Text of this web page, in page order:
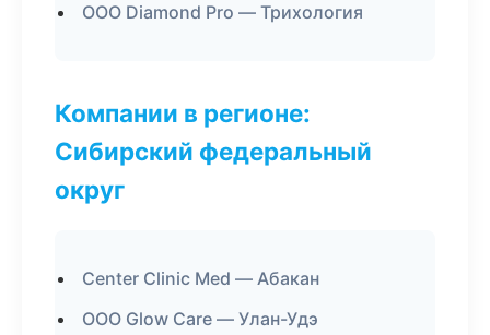
ООО Diamond Pro — Трихология
Компании в регионе:
Сибирский федеральный
округ
Center Clinic Med — Абакан
ООО Glow Care — Улан-Удэ